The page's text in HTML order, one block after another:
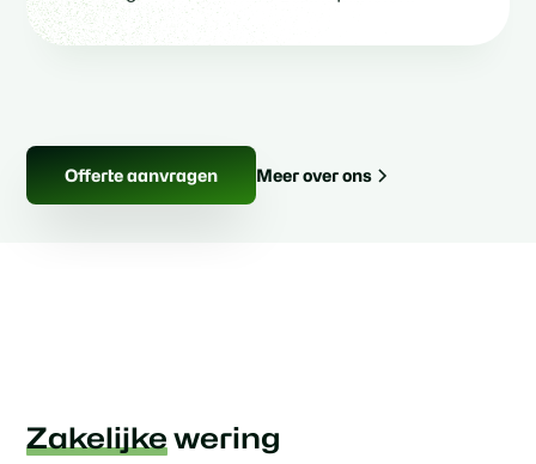
Offerte aanvragen Meer over ons
Zakelijkewering